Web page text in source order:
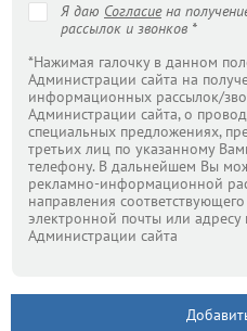
Я даю Согласиена
рассылок и звонков *
*Нажимая галочку в данном
Администрации сайта на
информационных рассылок/
Администрации сайта, о
специальных предложениях,
третьих лиц по указанному
телефону. В дальнейшем Вы
рекламно-информационной
направления
электронной почты или
Администрации сайта